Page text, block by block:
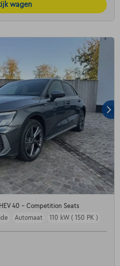
wagen
40 - Competition Seats
Automaat 110 kW ( 150 PK )